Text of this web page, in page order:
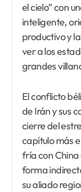
el cielo” con
inteligente,
productivo y
ver a los
grandes
El conflicto
de Irán y sus
cierre del
capítulo más
fría con China
forma
su aliado